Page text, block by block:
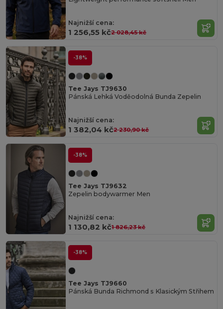
Najnižší cena:
1 256,55 kč2 028,45 kč
-38%
Tee Jays TJ9630
Pánská Lehká Voděodolná Bunda Zepelin
Najnižší cena:
1 382,04 kč2 230,90 kč
-38%
Tee Jays TJ9632
Zepelin bodywarmer Men
Najnižší cena:
1 130,82 kč1 826,23 kč
-38%
Tee Jays TJ9660
Pánská Bunda Richmond s Klasickým Střihem